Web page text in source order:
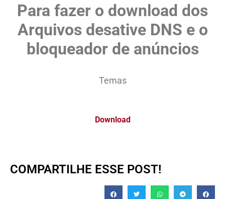
Para fazer o download dos
Arquivos desative DNS e o
bloqueador de anúncios
Temas
Download
COMPARTILHE ESSE POST!